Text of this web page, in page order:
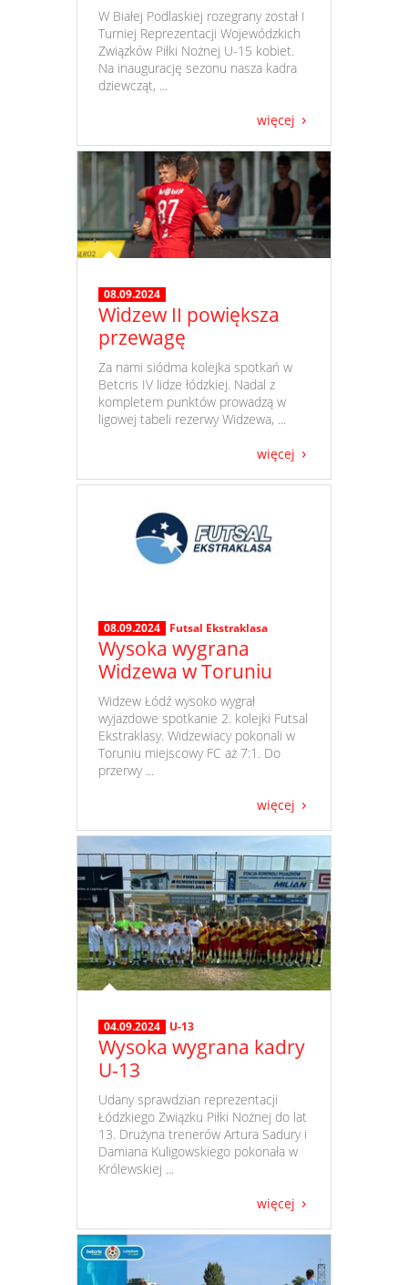
​ W Białej Podlaskiej rozegrany został I
Turniej Reprezentacji Wojewódzkich
Związków Piłki Nożnej U-15 kobiet.
Na inaugurację sezonu nasza kadra
dziewcząt, ...
więcej
08.09.2024
Widzew II powiększa
przewagę
​ Za nami siódma kolejka spotkań w
Betcris IV lidze łódzkiej. Nadal z
kompletem punktów prowadzą w
ligowej tabeli rezerwy Widzewa, ...
więcej
08.09.2024 Futsal Ekstraklasa
Wysoka wygrana
Widzewa w Toruniu
​ Widzew Łódź wysoko wygrał
wyjazdowe spotkanie 2. kolejki Futsal
Ekstraklasy. Widzewiacy pokonali w
Toruniu miejscowy FC aż 7:1. Do
przerwy ...
więcej
04.09.2024 U-13
Wysoka wygrana kadry
U-13
​ Udany sprawdzian reprezentacji
Łódzkiego Związku Piłki Nożnej do lat
13. Drużyna trenerów Artura Sadury i
Damiana Kuligowskiego pokonała w
Królewskiej ...
więcej